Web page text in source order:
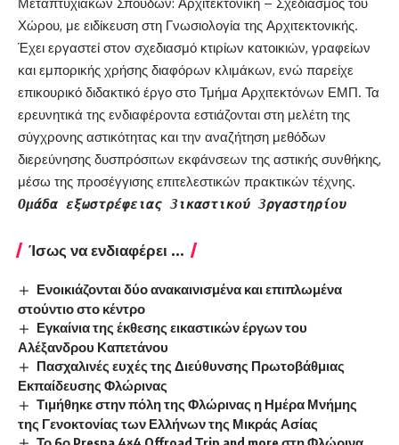
Χώρου, με ειδίκευση στη Γνωσιολογία της Αρχιτεκτονικής.
Έχει εργαστεί στον σχεδιασμό κτιρίων κατοικιών, γραφείων
και εμπορικής χρήσης διαφόρων κλιμάκων, ενώ παρείχε
επικουρικό διδακτικό έργο στο Τμήμα Αρχιτεκτόνων ΕΜΠ. Τα
ερευνητικά της ενδιαφέροντα εστιάζονται στη μελέτη της
σύγχρονης αστικότητας και την αναζήτηση μεθόδων
διερεύνησης δυσπρόσιτων εκφάνσεων της αστικής συνθήκης,
μέσω της προσέγγισης επιτελεστικών πρακτικών τέχνης.
Ομάδα εξωστρέφειας 3ικαστικού 3ργαστηρίου
Ίσως να ενδιαφέρει ...
Ενοικιάζονται δύο ανακαινισμένα και επιπλωμένα
στούντιο στο κέντρο
Εγκαίνια της έκθεσης εικαστικών έργων του
Αλέξανδρου Καπετάνου
Πασχαλινές ευχές της Διεύθυνσης Πρωτοβάθμιας
Εκπαίδευσης Φλώρινας
Τιμήθηκε στην πόλη της Φλώρινας η Ημέρα Μνήμης
της Γενοκτονίας των Ελλήνων της Μικράς Ασίας